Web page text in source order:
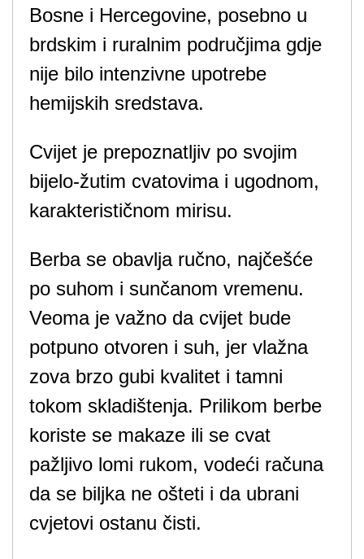
Bosne i Hercegovine, posebno u
brdskim i ruralnim područjima gdje
nije bilo intenzivne upotrebe
hemijskih sredstava.
Cvijet je prepoznatljiv po svojim
bijelo-žutim cvatovima i ugodnom,
karakterističnom mirisu.
Berba se obavlja ručno, najčešće
po suhom i sunčanom vremenu.
Veoma je važno da cvijet bude
potpuno otvoren i suh, jer vlažna
zova brzo gubi kvalitet i tamni
tokom skladištenja. Prilikom berbe
koriste se makaze ili se cvat
pažljivo lomi rukom, vodeći računa
da se biljka ne ošteti i da ubrani
cvjetovi ostanu čisti.